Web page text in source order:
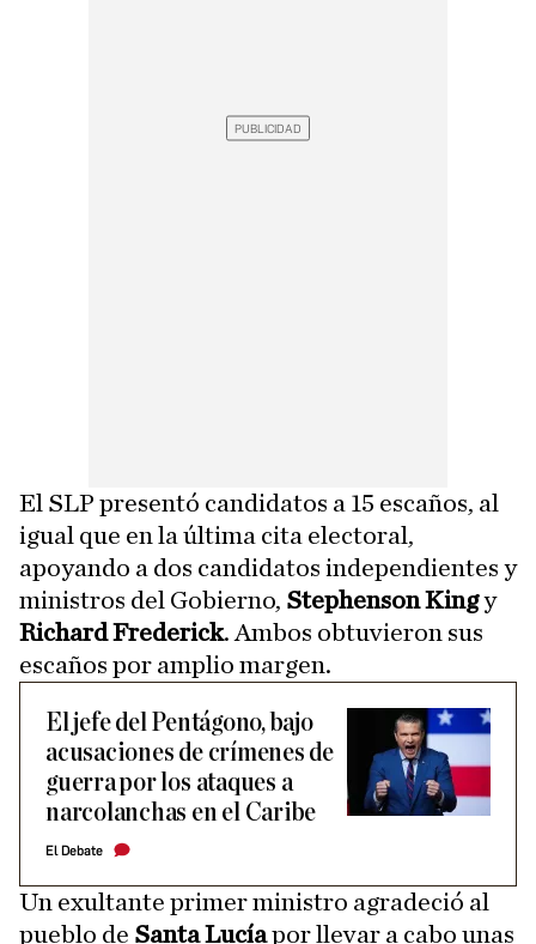
El SLP presentó candidatos a 15 escaños, al
igual que en la última cita electoral,
apoyando a dos candidatos independientes y
ministros del Gobierno, Stephenson Kingy
Richard Frederick. Ambos obtuvieron sus
escaños por amplio margen.
El jefe del Pentágono, bajo
acusaciones de crímenes de
guerra por los ataques a
narcolanchas en el Caribe
El Debate
Un exultante primer ministro agradeció al
pueblo de Santa Lucíapor llevar a cabo unas